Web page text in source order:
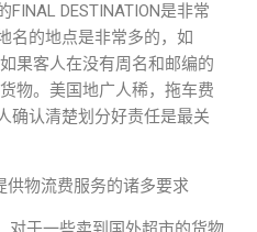
DESTINATION是非常
名的地点是非常多的，如
果客人在没有周名和邮编的
物。美国地广人稀，拖车费
确认清楚划分好责任是最关
供物流费服务的诸多要求